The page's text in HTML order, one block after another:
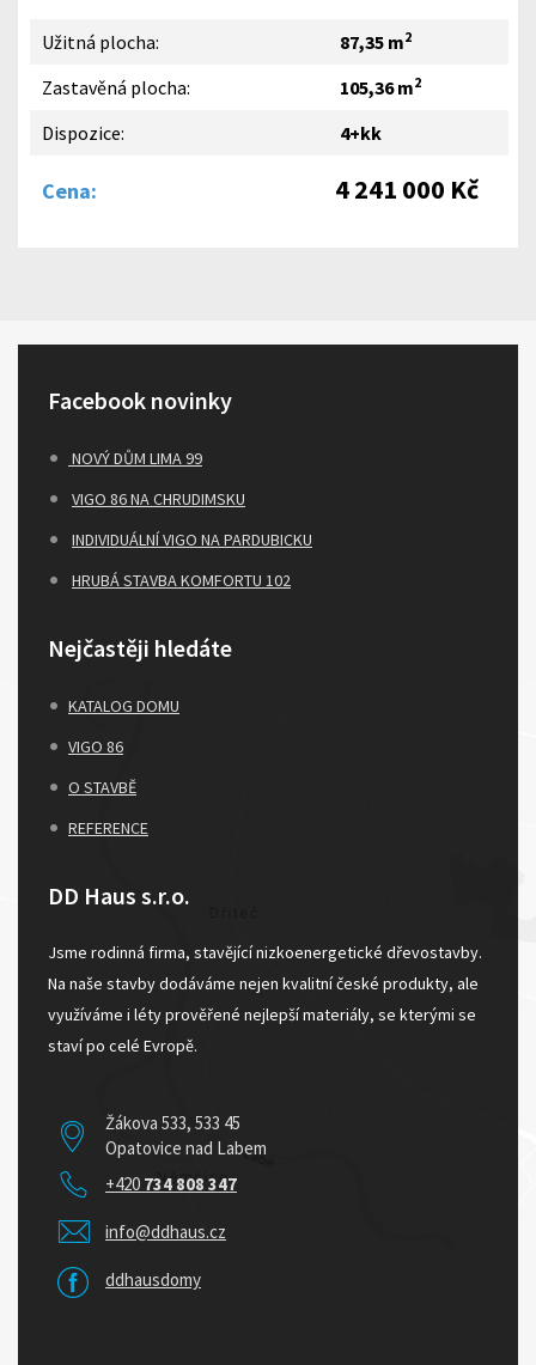
Užitná plocha: 87,35 m2
Zastavěná plocha: 105,36 m2
Dispozice: 4+kk
Cena: 4 241 000 Kč
Facebook novinky
NOVÝ DŮM LIMA 99
VIGO 86 NA CHRUDIMSKU
INDIVIDUÁLNÍ VIGO NA PARDUBICKU
HRUBÁ STAVBA KOMFORTU 102
Nejčastěji hledáte
KATALOG DOMU
VIGO 86
O STAVBĚ
REFERENCE
DD Haus s.r.o.
Jsme rodinná firma, stavějící nizkoenergetické dřevostavby.
Na naše stavby dodáváme nejen kvalitní české produkty, ale
využíváme i léty prověřené nejlepší materiály, se kterými se
staví po celé Evropě.
Žákova 533, 533 45
Opatovice nad Labem
+420 734 808 347
info@ddhaus.cz
ddhausdomy